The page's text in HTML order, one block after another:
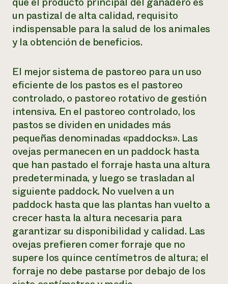
un pastizal de alta calidad, requisito
indispensable para la salud de los animales
y la obtención de beneficios.
El mejor sistema de pastoreo para un uso
eficiente de los pastos es el pastoreo
controlado, o pastoreo rotativo de gestión
intensiva. En el pastoreo controlado, los
pastos se dividen en unidades más
pequeñas denominadas «paddocks». Las
ovejas permanecen en un paddock hasta
que han pastado el forraje hasta una altura
predeterminada, y luego se trasladan al
siguiente paddock. No vuelven a un
paddock hasta que las plantas han vuelto a
crecer hasta la altura necesaria para
garantizar su disponibilidad y calidad. Las
ovejas prefieren comer forraje que no
supere los quince centímetros de altura; el
forraje no debe pastarse por debajo de los